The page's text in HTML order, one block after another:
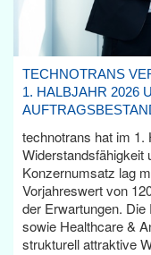
TECHNOTRANS
1. HALBJAHR 2026
technotrans hat im 1.
Widerstandsfähigkeit
Konzernumsatz lag
Vorjahreswert von
der Erwartungen.
sowie Healthcare &
strukturell attraktive